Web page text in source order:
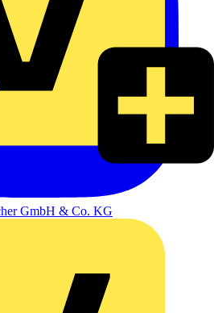
GmbH & Co. KG